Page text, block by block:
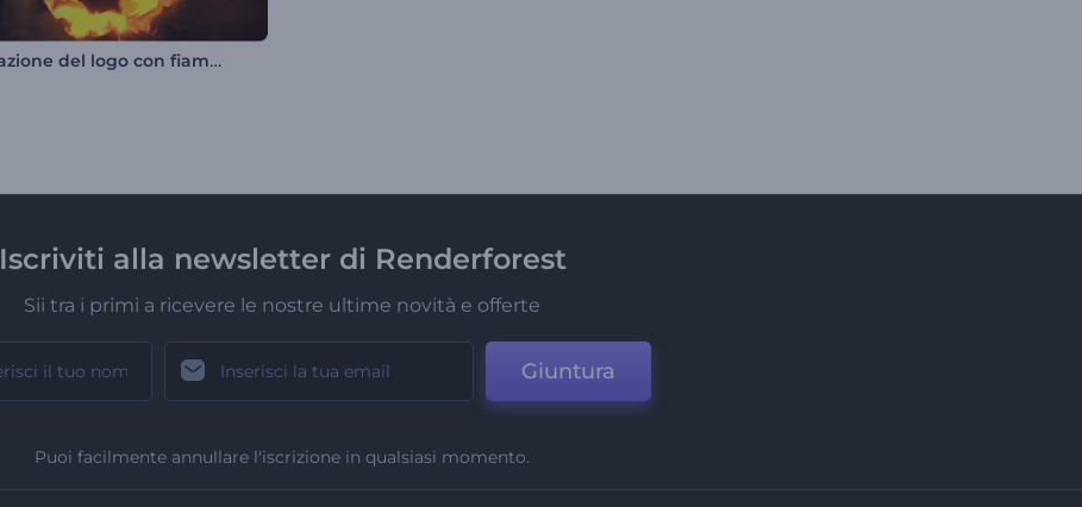
Rivelazione del logo con fiamma rotante
Iscriviti alla newsletter di Renderforest
Sii tra i primi a ricevere le nostre ultime novità e offerte
Giuntura
Puoi facilmente annullare l'iscrizione in qualsiasi momento.